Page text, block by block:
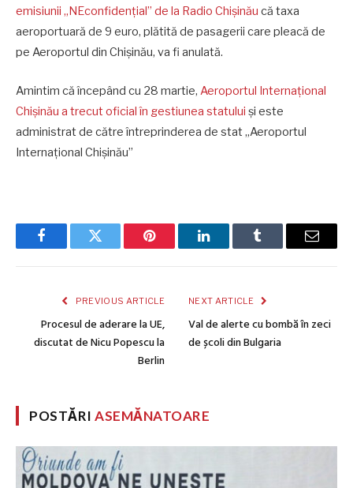
emisiunii „NEconfidențial” de la Radio Chișinău că taxa
aeroportuară de 9 euro, plătită de pasagerii care pleacă de
pe Aeroportul din Chișinău, va fi anulată.
Amintim că începând cu 28 martie, Aeroportul Internațional
Chișinău a trecut oficial în gestiunea statului și este
administrat de către întreprinderea de stat „Aeroportul
Internațional Chișinău”
FacebookTwitter Pinterest LinkedInTumblr Email
PREVIOUS ARTICLE
Procesul de aderare la UE,
discutat de Nicu Popescu la
Berlin
NEXT ARTICLE
Val de alerte cu bombă în zeci
de școli din Bulgaria
POSTĂRIASEMĂNATOARE